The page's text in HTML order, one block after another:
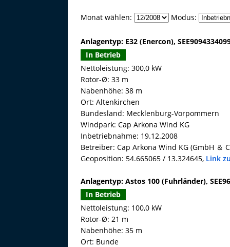
Monat wählen: Modus:
Anlagentyp: E32 (Enercon),
In Betrieb
Nettoleistung: 300,0 kW
Rotor-Ø: 33 m
Nabenhöhe: 38 m
Ort: Altenkirchen
Bundesland: Mecklenburg-Vorpommern
Windpark: Cap Arkona Wind KG
Inbetriebnahme: 19.12.2008
Betreiber: Cap Arkona Wind KG (GmbH ＆
Geoposition: 54.665065 / 13.324645, Link
Anlagentyp: Astos 100 (Fuhrländer),
In Betrieb
Nettoleistung: 100,0 kW
Rotor-Ø: 21 m
Nabenhöhe: 35 m
Ort: Bunde